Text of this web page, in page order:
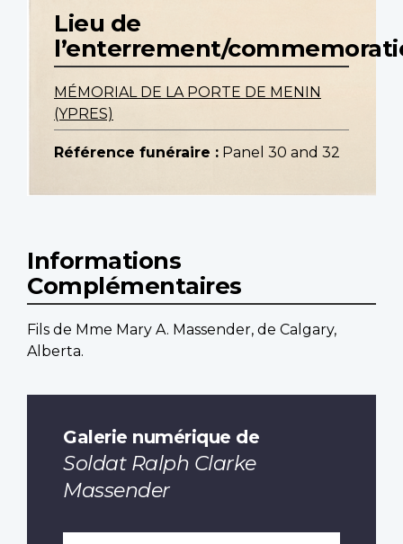
Lieu de
l’enterrement/
MÉMORIAL DE LA PORTE DE MENIN
(YPRES)
Référence funéraire : Panel 30 and 32
Informations
Complémentaires
Fils de Mme Mary A. Massender, de Calgary,
Alberta.
Galerie numérique de
Soldat Ralph Clarke
Massender